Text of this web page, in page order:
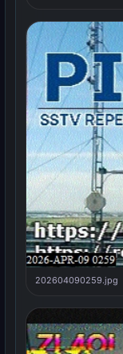
202604090259.jpg